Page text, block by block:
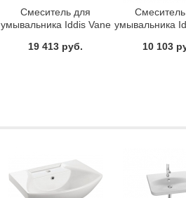
Смеситель для
умывальника Iddis Vane
19 413 руб.
умывальника
10 103